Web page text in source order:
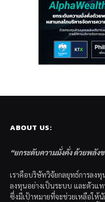
ABOUT US:
“ยกระดับความมั่งคั่ง ด้วยพลัง
เราคือบริษัทวิจัยกลยุทธ์การลง
ลงทุนอย่างเป็นระบบ และตัวแ
ซึ่งมีเป้าหมายที่จะช่วยเหลือให้